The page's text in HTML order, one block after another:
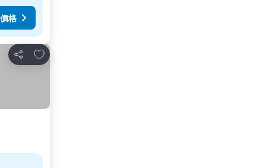
格
分享
加入我的最愛